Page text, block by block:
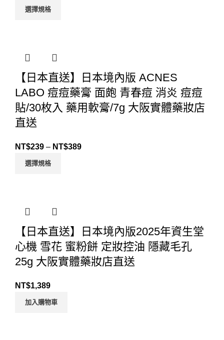
選擇規格
【日本直送】日本境內版 ACNES
LABO 痘痘藥膏 面皰 青春痘 消炎 痘痘
貼/30枚入 藥用軟膏/7g 大阪實體藥妝店
直送
NT$239 – NT$389
選擇規格
【日本直送】日本境內版2025年資生堂
心機 雪花 蜜粉餅 定妝控油 隱藏毛孔
25g 大阪實體藥妝店直送
NT$1,389
加入購物車